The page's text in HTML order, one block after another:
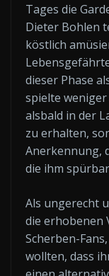
Tages die
Dieter Bohlen
köstlich
dieser Phase
spielte weniger
alsbald in der
zu erhalten,
Anerkennung,
die ihm
Als ungerecht
die erhobenen
Scherben-
wollten, dass